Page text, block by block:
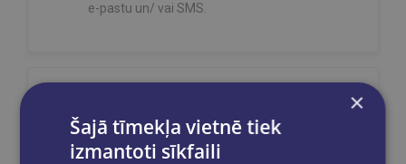
e-pastu un/ vai SMS.
×
Šajā tīmekļa vietnē tiek
izmantoti sīkfaili